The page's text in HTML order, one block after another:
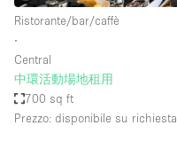
Ristorante/bar/caffè
∙
Central
中環活動場地租用
700 sq ft
Prezzo: disponibile su richiesta